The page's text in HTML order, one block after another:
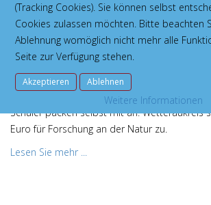
Am Büchner-Gymnasium
grün
Schüler packen selbst mit an: Wetteraukreis
Euro für Forschung an der Natur zu.
Lesen Sie mehr ...
(Tracking Cookies). Sie können selbst
Cookies zulassen möchten. Bitte beachten
Ablehnung womöglich nicht mehr alle
Seite zur Verfügung stehen.
Akzeptieren Ablehnen
Weitere Informationen